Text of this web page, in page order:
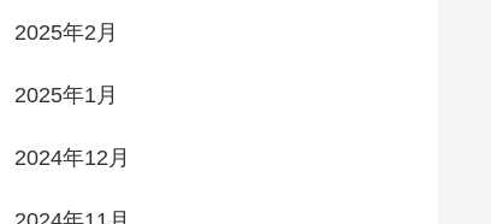
2025年2月
2025年1月
2024年12月